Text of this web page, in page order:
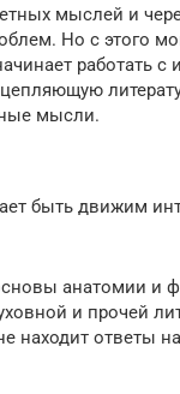
мыслей и
Но с этого
работать
мысли.
быть движим
анатомии и
и прочей
находит ответы